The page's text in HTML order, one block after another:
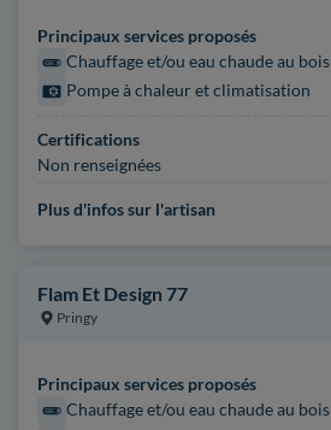
Principaux services proposés
Chauffage et/ou eau chaude au bois
Pompe à chaleur et climatisation
Certifications
Non renseignées
Plus d'infos sur l'artisan
Flam Et Design 77
Pringy
Principaux services proposés
Chauffage et/ou eau chaude au bois